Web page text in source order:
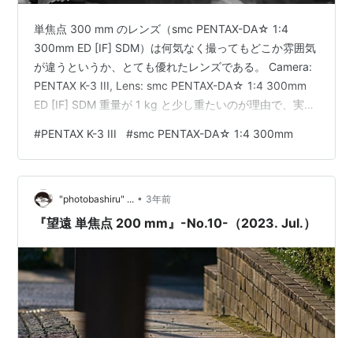
単焦点 300 mm のレンズ（smc PENTAX-DA☆ 1:4
300mm ED [IF] SDM）は何気なく撮ってもどこか雰囲気
が違うというか、とても優れたレンズである。 Camera:
PENTAX K-3 III, Lens: smc PENTAX-DA☆ 1:4 300mm
ED [IF] SDM 重量が 1 kg と少し重たいのが理由で、実は
PENTAX K-3 III, Lens: smc PENTAX-DA☆ 1:4 300mm
ED [IF] SDM おそらく私が所有しているレンズの中でも
最も性能の良いレンズの一つだ…
#PENTAX K-3 III #smc PENTAX-DA☆ 1:4 300mm
"photobashiru" ... • 3年前
『望遠 単焦点 200 mm』-No.10-（2023. Jul.）